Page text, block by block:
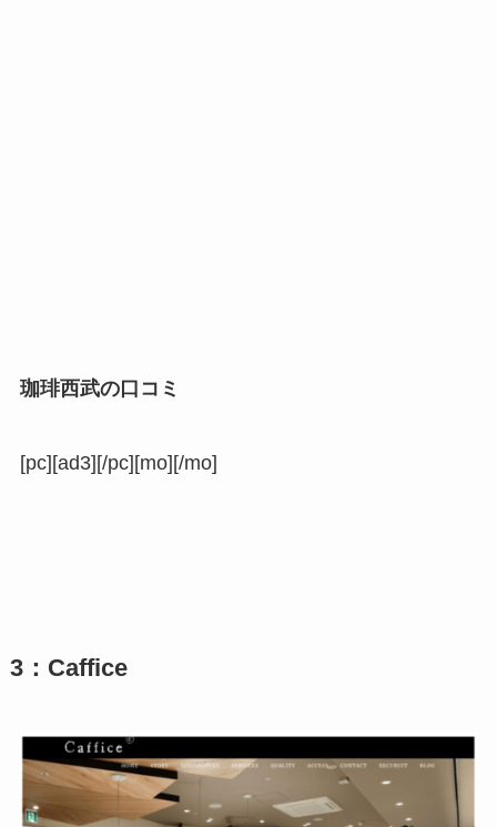
珈琲西武の口コミ
[pc][ad3][/pc][mo][/mo]
3：Caffice